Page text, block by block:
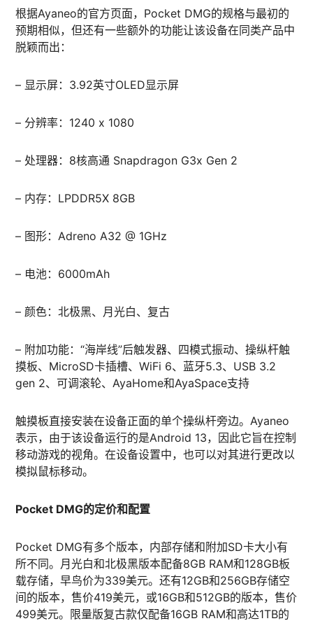
根据Ayaneo的官方页面，Pocket DMG的规格与最初的
预期相似，但还有一些额外的功能让该设备在同类产品中
脱颖而出：
– 显示屏：3.92英寸OLED显示屏
– 分辨率：1240 x 1080
– 处理器：8核高通 Snapdragon G3x Gen 2
– 内存：LPDDR5X 8GB
– 图形：Adreno A32 @ 1GHz
– 电池：6000mAh
– 颜色：北极黑、月光白、复古
– 附加功能：“海岸线”后触发器、四模式振动、操纵杆触
摸板、MicroSD卡插槽、WiFi 6、蓝牙5.3、USB 3.2
gen 2、可调滚轮、AyaHome和AyaSpace支持
触摸板直接安装在设备正面的单个操纵杆旁边。Ayaneo
表示，由于该设备运行的是Android 13，因此它旨在控制
移动游戏的视角。在设备设置中，也可以对其进行更改以
模拟鼠标移动。
Pocket DMG的定价和配置
Pocket DMG有多个版本，内部存储和附加SD卡大小有
所不同。月光白和北极黑版本配备8GB RAM和128GB板
载存储，早鸟价为339美元。还有12GB和256GB存储空
间的版本，售价419美元，或16GB和512GB的版本，售价
499美元。限量版复古款仅配备16GB RAM和高达1TB的